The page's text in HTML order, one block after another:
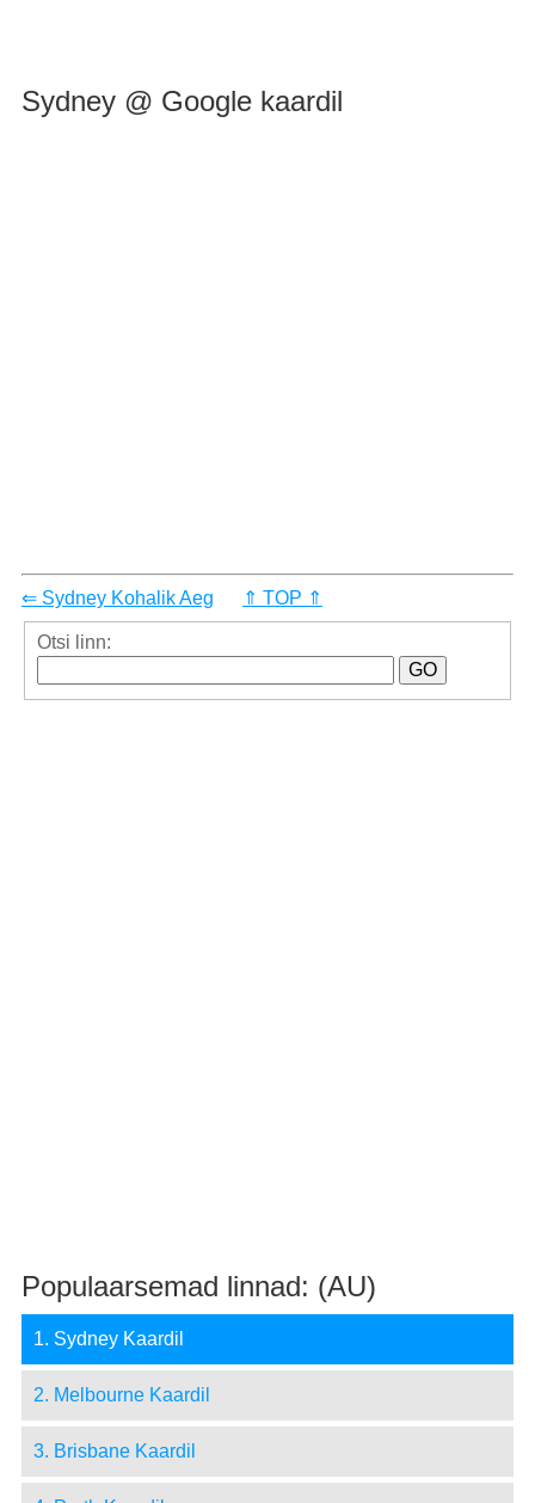
Sydney @ Google kaardil
⇐ Sydney Kohalik Aeg ⇑ TOP ⇑
Otsi linn:
Populaarsemad linnad: (AU)
1. Sydney Kaardil
2. Melbourne Kaardil
3. Brisbane Kaardil